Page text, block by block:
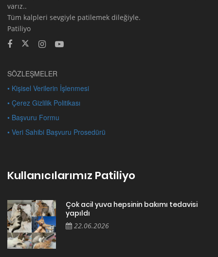
varız..
Tüm kalpleri sevgiyle patilemek dileğiyle.
Patiliyo
SÖZLEŞMELER
• Kişisel Verilerin İşlenmesi
• Çerez Gizlilik Politikası
• Başvuru Formu
• Veri Sahibi Başvuru Prosedürü
Kullanıcılarımız Patiliyo
Çok acil yuva hepsinin bakımı tedavisi
yapıldı
22.06.2026